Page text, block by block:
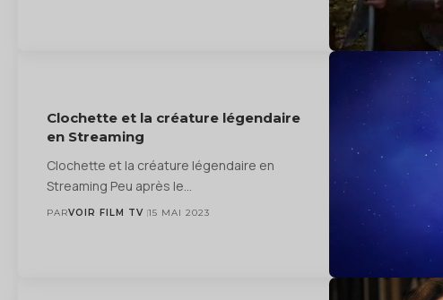
Clochette et la créature légendaire
en Streaming
Clochette et la créature légendaire en
Streaming Peu après le…
PARVOIR FILM TV 15 MAI 2023